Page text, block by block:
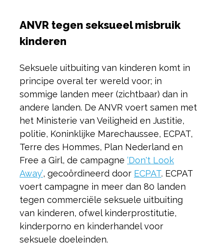
ANVR tegen seksueel misbruik
kinderen
Seksuele uitbuiting van kinderen komt in
principe overal ter wereld voor; in
sommige landen meer (zichtbaar) dan in
andere landen. De ANVR voert samen met
het Ministerie van Veiligheid en Justitie,
politie, Koninklijke Marechaussee, ECPAT,
Terre des Hommes, Plan Nederland en
Free a Girl, de campagne ‘Don't Look
Away’, gecoördineerd door ECPAT. ECPAT
voert campagne in meer dan 80 landen
tegen commerciële seksuele uitbuiting
van kinderen, ofwel kinderprostitutie,
kinderporno en kinderhandel voor
seksuele doeleinden.